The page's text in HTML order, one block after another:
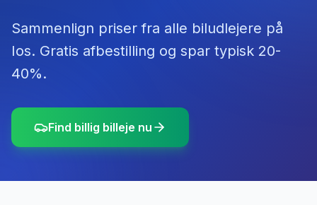
Sammenlign priser fra alle biludlejere på
Ios. Gratis afbestilling og spar typisk 20-
40%.
Find billig billeje nu